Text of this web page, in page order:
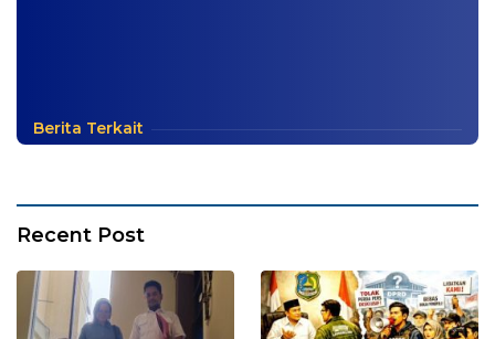
Berita Terkait
Recent Post